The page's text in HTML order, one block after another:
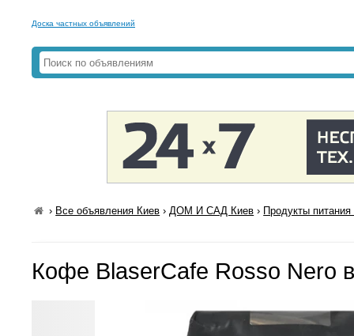
Доска частных объявлений
› Все объявления Киев ›ДОМ И САД Киев › Продукты
Кофе BlaserCafe Rosso Nero